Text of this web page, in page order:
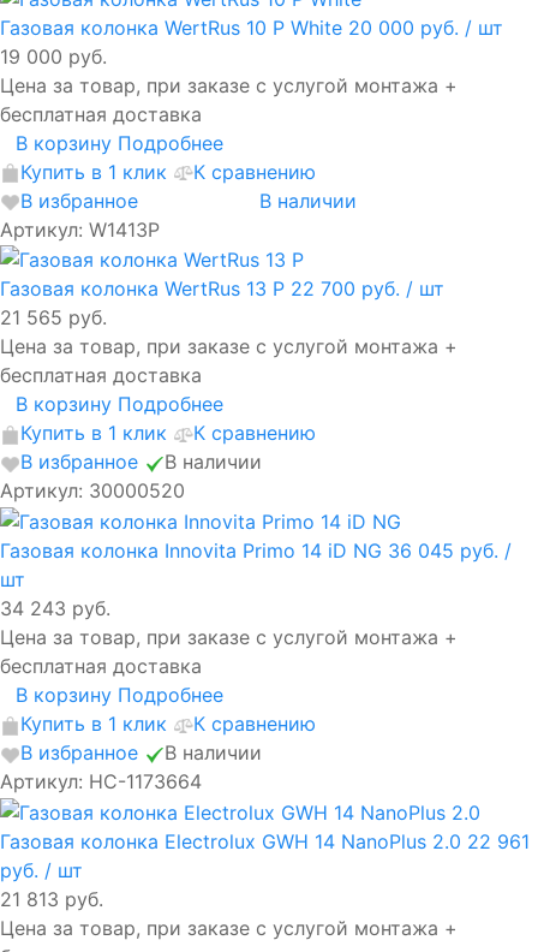
Газовая колонка WertRus 10 Р White 20 000 руб. / шт
19 000 руб.
Цена за товар, при заказе с услугой монтажа +
бесплатная доставка
В корзину Подробнее
Купить в 1 клик
К сравнению
В избранное
В наличии
Артикул: W1413P
Газовая колонка WertRus 13 P 22 700 руб. / шт
21 565 руб.
Цена за товар, при заказе с услугой монтажа +
бесплатная доставка
В корзину Подробнее
Купить в 1 клик
К сравнению
В избранное
В наличии
Артикул: 30000520
Газовая колонка Innovita Primo 14 iD NG 36 045 руб. /
шт
34 243 руб.
Цена за товар, при заказе с услугой монтажа +
бесплатная доставка
В корзину Подробнее
Купить в 1 клик
К сравнению
В избранное
В наличии
Артикул: НС-1173664
Газовая колонка Electrolux GWH 14 NanoPlus 2.0 22 961
руб. / шт
21 813 руб.
Цена за товар, при заказе с услугой монтажа +